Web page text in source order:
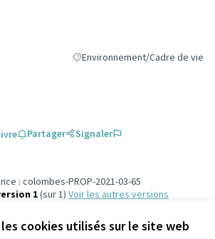
cookies utilisés sur le site web
Filtrer les résultats de la
Environnement/Cadre de vie
Partager Signaler
: colombes-PROP-2021-03-65
1(sur 1)
voir les autres versions